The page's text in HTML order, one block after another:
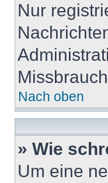
Nur
Nach oben
» Wie
Um eine